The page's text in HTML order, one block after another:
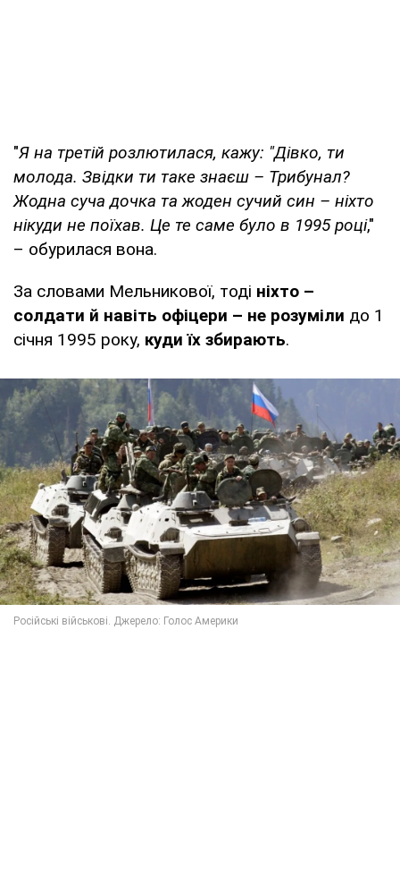
"Я на третій розлютилася, кажу: "Дівко, ти
молода. Звідки ти таке знаєш – Трибунал?
Жодна суча дочка та жоден сучий син – ніхто
нікуди не поїхав. Це те саме було в 1995 році,"
– обурилася вона.
За словами Мельникової, тоді ніхто –
солдати й навіть офіцери – не розуміли до 1
січня 1995 року, куди їх збирають.